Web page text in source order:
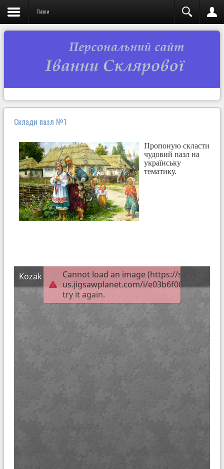
Пазли
Склади пазл №1
Пропоную скласти
чудовий пазл на
українську
тематику.